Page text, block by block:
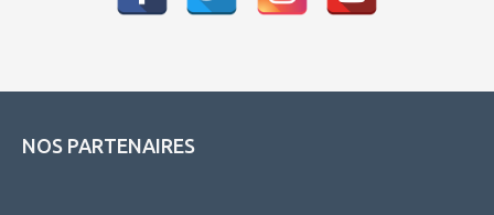
NOS PARTENAIRES